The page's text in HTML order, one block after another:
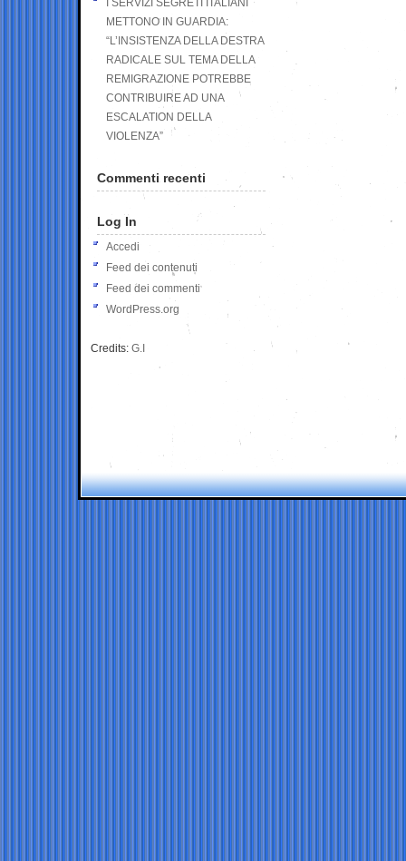
I SERVIZI SEGRETI ITALIANI
METTONO IN GUARDIA:
“L’INSISTENZA DELLA DESTRA
RADICALE SUL TEMA DELLA
REMIGRAZIONE POTREBBE
CONTRIBUIRE AD UNA
ESCALATION DELLA
VIOLENZA”
Commenti recenti
Log In
Accedi
Feed dei contenuti
Feed dei commenti
WordPress.org
Credits: G.I